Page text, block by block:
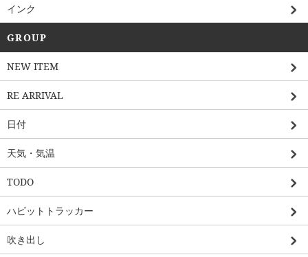
インク
GROUP
NEW ITEM
RE ARRIVAL
日付
天気・気温
TODO
ハビットトラッカー
吹き出し